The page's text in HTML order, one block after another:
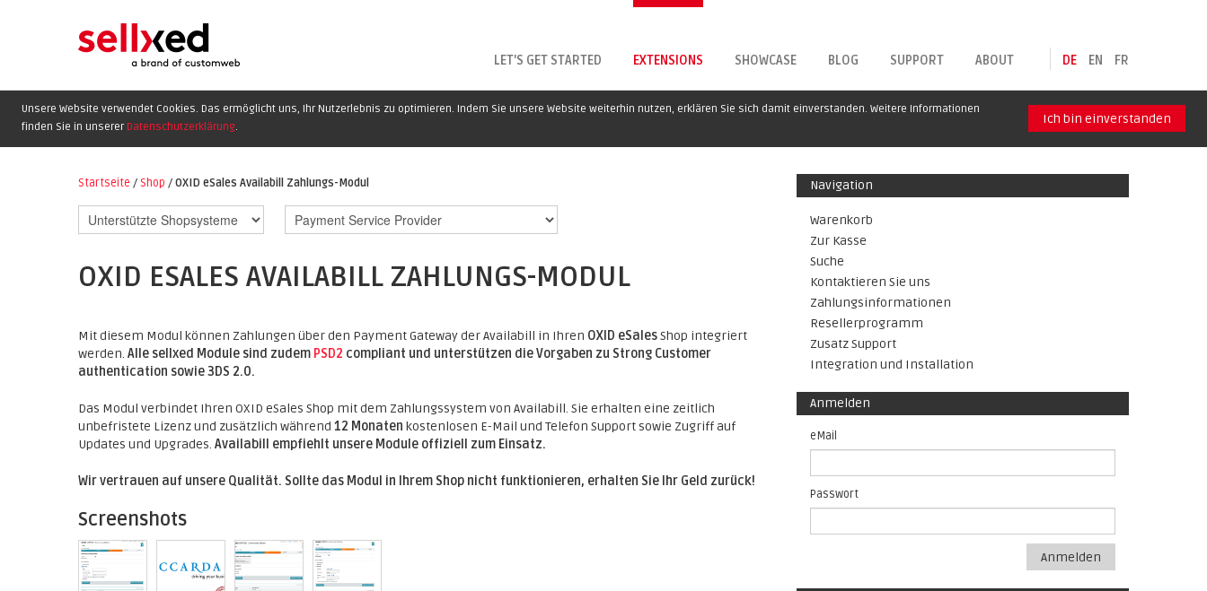
DE EN FR
LET'S GET STARTED EXTENSIONS SHOWCASE BLOG SUPPORT ABOUT
Unsere Website verwendet Cookies. Das ermöglicht uns, Ihr Nutzerlebnis zu optimieren. Indem Sie unsere Website weiterhin nutzen, erklären Sie sich damit einverstanden. Weitere Informationen
finden Sie in unserer Datenschutzerklärung.
Ich bin einverstanden
Startseite / Shop /OXID eSales Availabill Zahlungs-Modul
OXID ESALES AVAILABILL ZAHLUNGS-MODUL
Mit diesem Modul können Zahlungen über den Payment Gateway der Availabill in Ihren OXID eSalesShop integriert
werden. Alle sellxed Module sind zudem PSD2 compliant und unterstützen die Vorgaben zu Strong Customer
authentication sowie 3DS 2.0.
Das Modul verbindet Ihren OXID eSales Shop mit dem Zahlungssystem von Availabill. Sie erhalten eine zeitlich
unbefristete Lizenz und zusätzlich während 12 Monaten kostenlosen E-Mail und Telefon Support sowie Zugriff auf
Updates und Upgrades. Availabill empfiehlt unsere Module offiziell zum Einsatz.
Wir vertrauen auf unsere Qualität. Sollte das Modul in Ihrem Shop nicht funktionieren, erhalten Sie Ihr Geld zurück!
Screenshots
Navigation
Warenkorb
Zur Kasse
Suche
Kontaktieren Sie uns
Zahlungsinformationen
Resellerprogramm
Zusatz Support
Integration und Installation
Anmelden
eMail
Passwort
Anmelden